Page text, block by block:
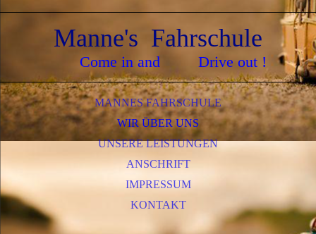
Manne's Fahrschule
Come in and Drive out !
MANNES FAHRSCHULE
WIR ÜBER UNS
UNSERE LEISTUNGEN
ANSCHRIFT
IMPRESSUM
KONTAKT